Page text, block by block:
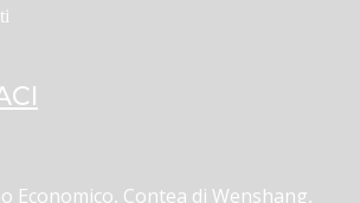
Economico, Contea di Wenshang,